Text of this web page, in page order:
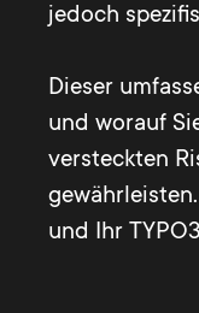
jedoch
Dieser
und worauf
versteckten
und Ihr